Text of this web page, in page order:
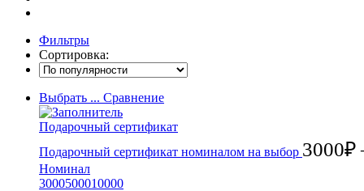
Фильтры
Сортировка:
Выбрать ... Сравнение
Подарочный сертификат
Подарочный сертификат номиналом на выбор 3000₽
Номинал
3000500010000